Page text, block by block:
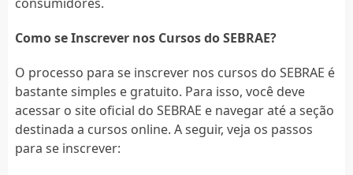
Como se Inscrever nos Cursos do SEBRAE?
O processo para se inscrever nos cursos do SEBRAE é
bastante simples e gratuito. Para isso, você deve
acessar o site oficial do SEBRAE e navegar até a seção
destinada a cursos online. A seguir, veja os passos
para se inscrever: